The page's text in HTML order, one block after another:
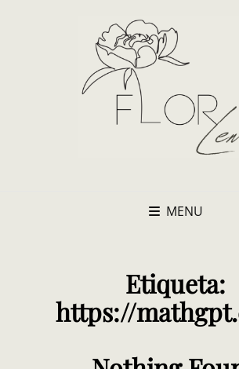
MENU
Etiqueta:
https://